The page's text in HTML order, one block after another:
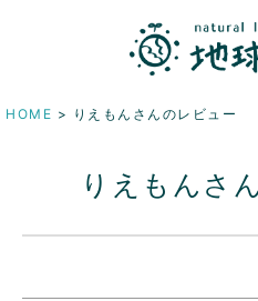
HOME りえもんさんのレビュー
りえもんさ